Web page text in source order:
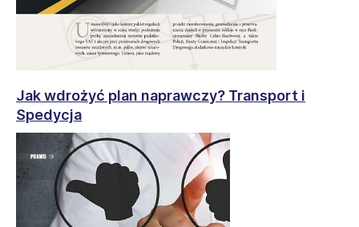
Jak wdrożyć plan naprawczy? Transport i
Spedycja